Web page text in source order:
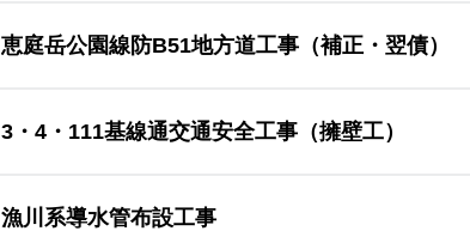
恵庭岳公園線防B51地方道工事（補正・翌債）
3・4・111基線通交通安全工事（擁壁工）
漁川系導水管布設工事